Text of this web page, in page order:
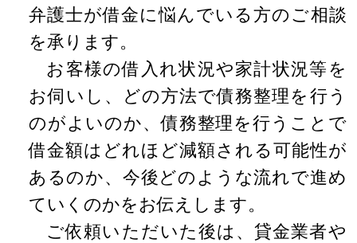
弁護士が借金に悩んでいる方のご相談
を承ります。
お客様の借入れ状況や家計状況等を
お伺いし、どの方法で債務整理を行う
のがよいのか、債務整理を行うことで
借金額はどれほど減額される可能性が
あるのか、今後どのような流れで進め
ていくのかをお伝えします。
ご依頼いただいた後は、貸金業者や